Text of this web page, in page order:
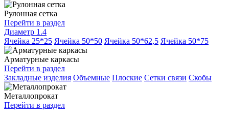
Рулонная сетка
Перейти в раздел
Диаметр 1.4
Ячейка 25*25 Ячейка 50*50 Ячейка 50*62,5 Ячейка 50*75
Арматурные каркасы
Перейти в раздел
Закладные изделия Объемные Плоские Сетки связи Скобы
Металлопрокат
Перейти в раздел